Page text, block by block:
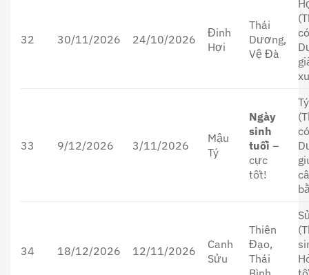
32 30/11/2026 24/10/2026
Đinh
Hợi
Thái
Dương,
Vệ Đà
33 9/12/2026 3/11/2026
Mậu
Tý
Ngày
sinh
tuổi –
cực
tốt!
Tý
34 18/12/2026 12/11/2026
Canh
Sửu
Thiên
Đạo,
Thái